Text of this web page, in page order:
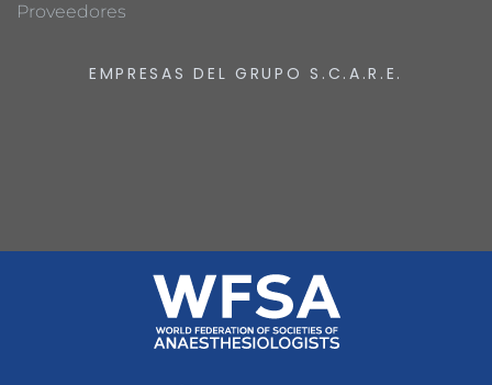
Proveedores
EMPRESAS DEL GRUPO S.C.A.R.E.